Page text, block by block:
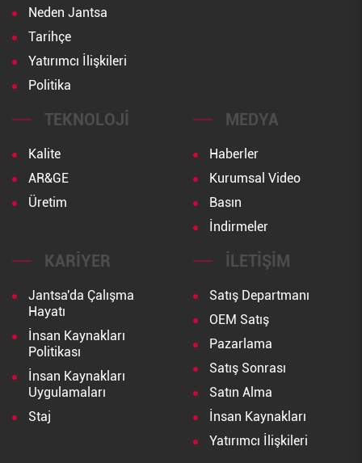
Neden Jantsa
Tarihçe
Yatırımcı İlişkileri
Politika
TEKNOLOJI
Kalite
AR&GE
Üretim
MEDYA
Haberler
Kurumsal Video
Basın
İndirmeler
KARIYER
Jantsa'da Çalışma
Hayatı
İnsan Kaynakları
Politikası
İnsan Kaynakları
Uygulamaları
Staj
İLETIŞIM
Satış Departmanı
OEM Satış
Pazarlama
Satış Sonrası
Satın Alma
İnsan Kaynakları
Yatırımcı İlişkileri